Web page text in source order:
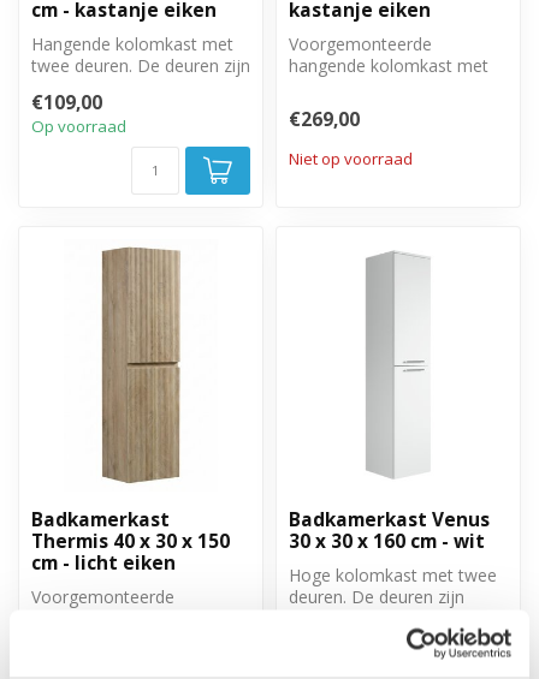
cm - kastanje eiken
Hangende kolomkast met
twee deuren. De deuren zijn
monter...
€109,00
Op voorraad
kastanje eiken
Voorgemonteerde
hangende kolomkast met
deuren.
€269,00
Niet op voorraad
Badkamerkast
Thermis 40 x 30 x 150
cm - licht eiken
Voorgemonteerde
Badkamerkast Venus
30 x 30 x 160 cm - wit
Hoge kolomkast met twee
deuren. De deuren zijn